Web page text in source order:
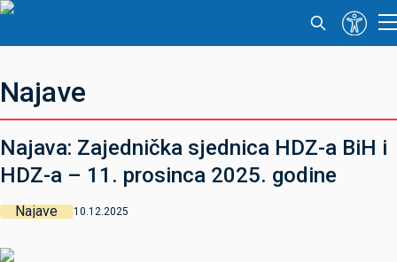
Najave
Najava: Zajednička sjednica HDZ-a BiH i
HDZ-a – 11. prosinca 2025. godine
Najave 10.12.2025